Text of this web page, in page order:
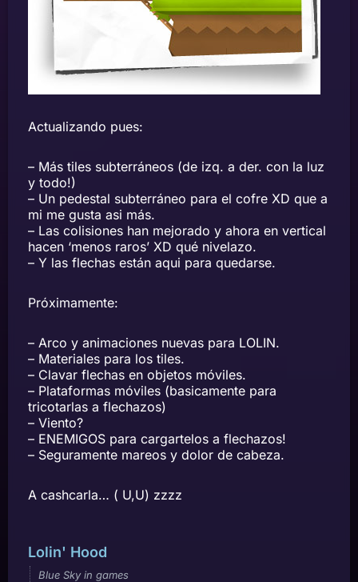
Actualizando pues:
– Más tiles subterráneos (de izq. a der. con la luz
y todo!)
– Un pedestal subterráneo para el cofre XD que a
mi me gusta asi más.
– Las colisiones han mejorado y ahora en vertical
hacen ‘menos raros’ XD qué nivelazo.
– Y las flechas están aqui para quedarse.
Próximamente:
– Arco y animaciones nuevas para LOLIN.
– Materiales para los tiles.
– Clavar flechas en objetos móviles.
– Plataformas móviles (basicamente para
tricotarlas a flechazos)
– Viento?
– ENEMIGOS para cargartelos a flechazos!
– Seguramente mareos y dolor de cabeza.
A cashcarla… ( U,U) zzzz
Lolin' Hood
Blue Sky in games